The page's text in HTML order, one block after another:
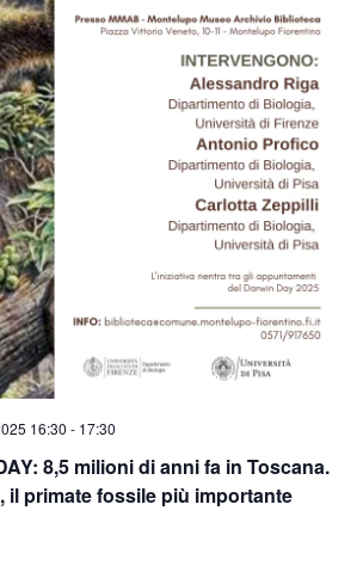
16:30 - 17:30
8,5 milioni di anni fa in Toscana.
il primate fossile più importante